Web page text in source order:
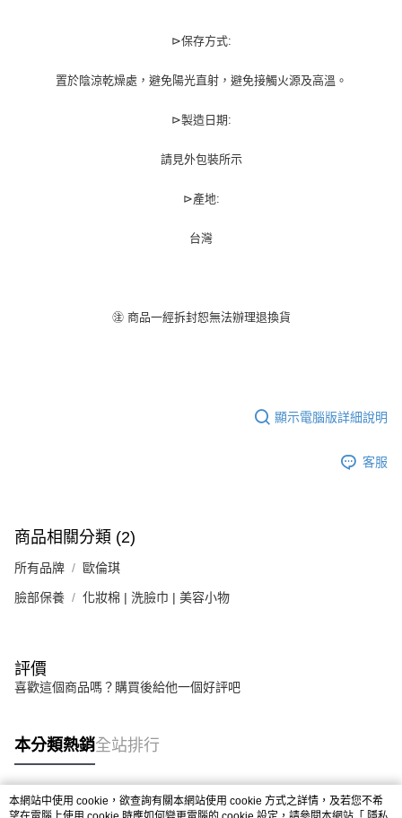
⊳保存方式:
置於陰涼乾燥處，避免陽光直射，避免接觸火源及高溫。
⊳製造日期:
請見外包裝所示
⊳產地:
台灣
㊟ 商品一經拆封恕無法辦理退換貨
顯示電腦版詳細說明
客服
商品相關分類 (2)
所有品牌 歐倫琪
臉部保養 化妝棉 | 洗臉巾 | 美容小物
評價
喜歡這個商品嗎？購買後給他一個好評吧
本分類熱銷全站排行
本網站中使用 cookie，欲查詢有關本網站使用 cookie 方式之詳情，及若您不希